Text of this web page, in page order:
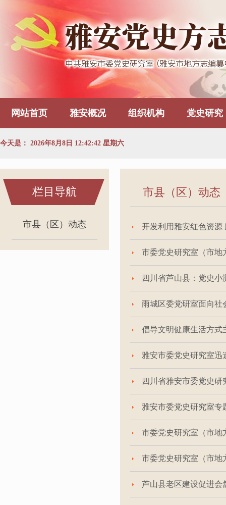
网站首页 雅安概况 组织机构 党史研究
今天是： 2026年8月8日 12:42:43 星期六
栏目导航
市县（区）动态
市县（区）动态
开发利用雅安红色资
市委党史研究室（市
四川省芦山县：党史
雨城区委党研室面向社
倡导文明健康生活方式
雅安市委党史研究室
四川省雅安市委党史
雅安市委党史研究室
市委党史研究室（市地
市委党史研究室（市地
芦山县老区建设促进会